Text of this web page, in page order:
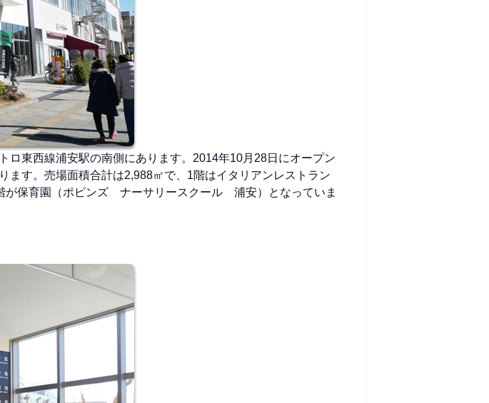
ロ東西線浦安駅の南側にあります。2014年10月28日にオープン
ます。売場面積合計は2,988㎡で、1階はイタリアンレストラン
が保育園（ポピンズ ナーサリースクール 浦安）となっていま